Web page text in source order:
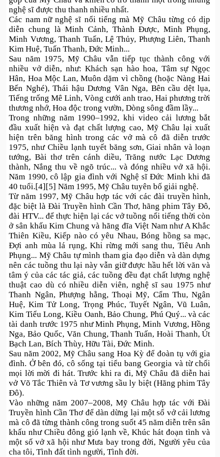
nghệ sĩ được thu thanh nhiều nhất.
Các nam nữ nghệ sĩ nổi tiếng mà Mỹ Châu từng có dịp
diễn chung là Minh Cảnh, Thành Được, Minh Phụng,
Minh Vương, Thanh Tuấn, Lệ Thủy, Phượng Liên, Thanh
Kim Huệ, Tuấn Thanh, Đức Minh...
Sau năm 1975, Mỹ Châu vẫn tiếp tục thành công với
nhiều vở diễn, như: Khách sạn hào hoa, Tâm sự Ngọc
Hân, Hoa Mộc Lan, Muôn dặm vì chồng (hoặc Nàng Hai
Bến Nghé), Thái hậu Dương Vân Nga, Bên cầu dệt lụa,
Tiếng trống Mê Linh, Vòng cưới anh trao, Hai phương trời
thương nhớ, Hoa độc trong vườn, Dòng sông đầm lầy...
Trong những năm 1990–1992, khi video cải lương bắt
đầu xuất hiện và đạt chất lượng cao, Mỹ Châu lại xuất
hiện trên băng hình trong các vở mà cô đã diễn trước
1975, như Chiều lạnh tuyết băng sơn, Giai nhân và loạn
tướng, Bài thơ trên cánh diều, Trăng nước Lạc Dương
thành, Nắng thu về ngõ trúc... và đóng nhiều vở xã hội.
Năm 1990, cô lập gia đình với Nghệ sĩ Đức Minh khi đã
40 tuổi.[4][5] Năm 1995, Mỹ Châu tuyên bố giải nghệ.
Từ năm 1997, Mỹ Châu hợp tác với các đài truyền hình,
đặc biệt là Đài Truyền hình Cần Thơ, hãng phim Tây Đô,
đài HTV... để thực hiện lại các vở tuồng nổi tiếng thời còn
ở sân khấu Kim Chung và hãng đĩa Việt Nam như A Khắc
Thiên Kiều, Kiếp nào có yêu Nhau, Bóng hồng sa mạc,
Đợi anh mùa lá rụng, Khi rừng mới sang thu, Tiêu Anh
Phụng... Mỹ Châu tự mình tham gia đạo diễn và dàn dựng
nên các tuồng thu lại này vẫn giữ được hầu hết lời văn và
tâm ý của các tác giả, các tuồng đều đạt chất lượng nghệ
thuật cao dù có nhiều diễn viên, nghệ sĩ sau 1975 như
Thanh Ngân, Phượng hằng, Thoại Mỹ, Cẩm Thu, Ngân
Huệ, Kim Tử Long, Trọng Phúc, Tuyết Ngân, Vũ Luân,
Kim Tiểu Long, Kiều Oanh, Bảo Chung, Phú Quý... và các
tài danh trước 1975 như Minh Phụng, Minh Vương, Hồng
Nga, Bảo Quốc, Văn Chung, Thanh Tuấn, Hoài Thanh, Út
Bạch Lan, Bích Thùy, Hữu Tài, Đức Minh.
Sau năm 2002, Mỹ Châu sang Hoa Kỳ để đoàn tụ với gia
đình. Ở bên đó, cô sống tại tiểu bang Georgia và từ chối
mọi lời mời đi hát. Trước khi ra đi, Mỹ Châu đã diễn hai
vở Võ Tắc Thiên và Tơ vương sầu ly biệt (Hãng phim Tây
Đô).
Vào những năm 2007–2008, Mỹ Châu hợp tác với Đài
Truyền hình Cần Thơ để dàn dừng lại một số vở cải lương
mà cô đã từng thành công trong suốt 45 năm diễn trên sân
khấu như Chiều đông gió lạnh về, Khúc hát đoạn tình và
một số vở xã hội như Mưa bay trong đời, Người yêu của
cha tôi, Tình đất tình người, Tình đời.